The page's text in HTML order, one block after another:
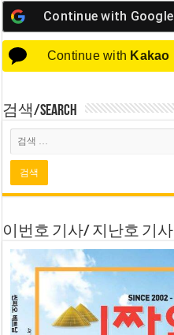
Continue with Google
Continue with Kakao
검색/Search
이번호 기사/ 지난호 기사